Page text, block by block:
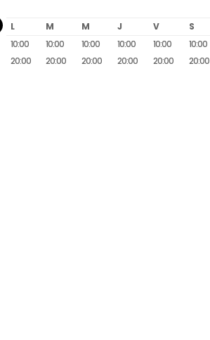
L M M J V S
10:00
20:00
10:00
20:00
10:00
20:00
10:00
20:00
10:00
20:00
10:00
20:00